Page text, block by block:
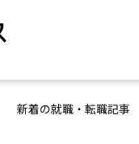
新着の就職・転職記事